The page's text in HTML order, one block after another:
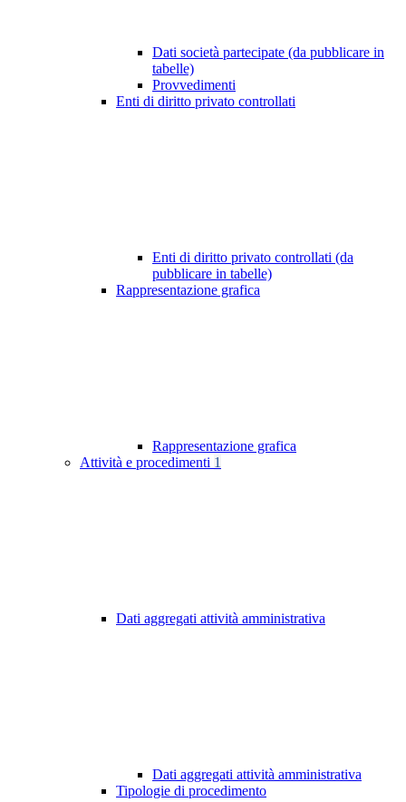
Dati società partecipate (da pubblicare in
tabelle)
Provvedimenti
Enti di diritto privato controllati
Enti di diritto privato controllati (da
pubblicare in tabelle)
Rappresentazione grafica
Rappresentazione grafica
Attività e procedimenti 1
Dati aggregati attività amministrativa
Dati aggregati attività amministrativa
Tipologie di procedimento